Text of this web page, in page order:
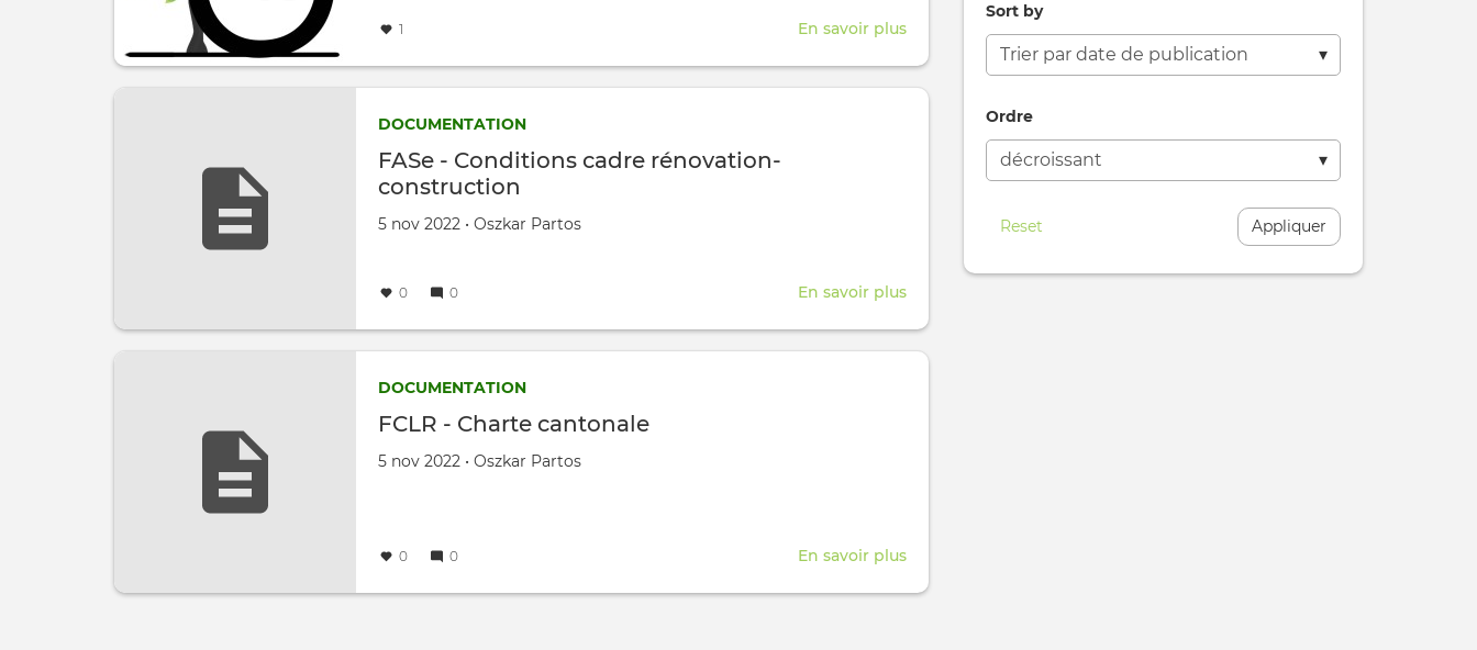
Sort by
Ordre
Appliquer
Reset
1 En savoir plus
Statuts
de
l'Association
DOCUMENTATION
FASe - Conditions cadre rénovation-
construction
Créé le
5 nov 2022 •
par Oszkar Partos
0 0 En savoir plus
FASe
-
DOCUMENTATION
FCLR - Charte cantonale
Créé le
5 nov 2022 •
par Oszkar Partos
0 0 En savoir plus
FCLR